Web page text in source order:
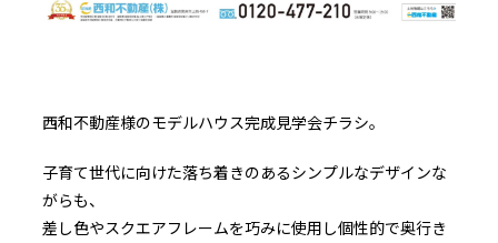
西和不動産様のモデルハウス完成見学会チラシ。
子育て世代に向けた落ち着きのあるシンプルなデザインな
がらも、
差し色やスクエアフレームを巧みに使用し個性的で奥行き